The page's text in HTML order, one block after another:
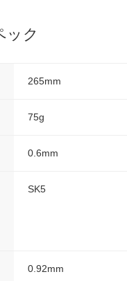
ック
265mm
75g
0.6mm
SK5
0.92mm